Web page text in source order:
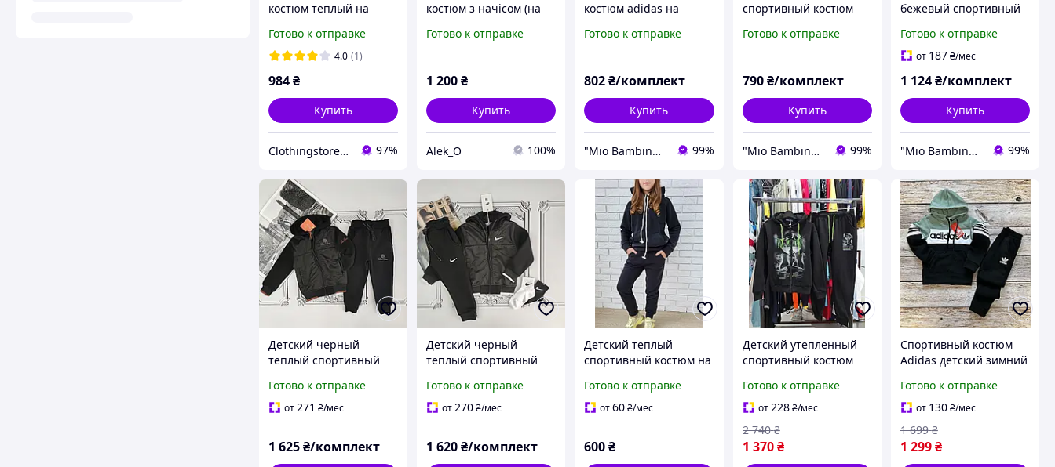
костюм теплый на
лет 36-44 размеры 3
цвета
Готово к отправке
4.0 (1)
984₴
Купить
Сlothingstore - стиль та комфорт. 97%
костюм з начісом (на
Готово к отправке
1 200₴
Купить
Alek_O 100%
костюм adidas на
новорожденных
Готово к отправке
802₴/комплект
Купить
"Mio Bambino" магазин детской брендовой одежды 99%
спортивный костюм
Готово к отправке
790 ₴/комплект
Купить
"Mio Bambino" магазин детской брендовой одежды 99%
бежевый спортивный
для девочки
Готово к отправке
от 187₴/мес
1 124₴/комплект
Купить
"Mio Bambino" магазин детской брендовой одежды 99%
Детский черный
теплый спортивный
Piana
Готово к отправке
от271 ₴/мес
1 625₴/комплект
Детский черный
теплый спортивный
Готово к отправке
от270₴/мес
1 620₴/комплект
Детский теплый
спортивный костюм на
Утепленный черный
костюм с капюшоном
Готово к отправке
от60₴/мес
600₴
Детский утепленный
спортивный костюм
мальчика подростка
теплые костюмы ВОЛК
для детей 9-14
Готово к отправке
от228 ₴/мес
1 370 ₴
2 740 ₴
Спортивный костюм
Adidas детский зимний
девочек кофта штаны
на флисе адидас
черный
Готово к отправке
от 130₴/мес
1 299₴
1 699 ₴